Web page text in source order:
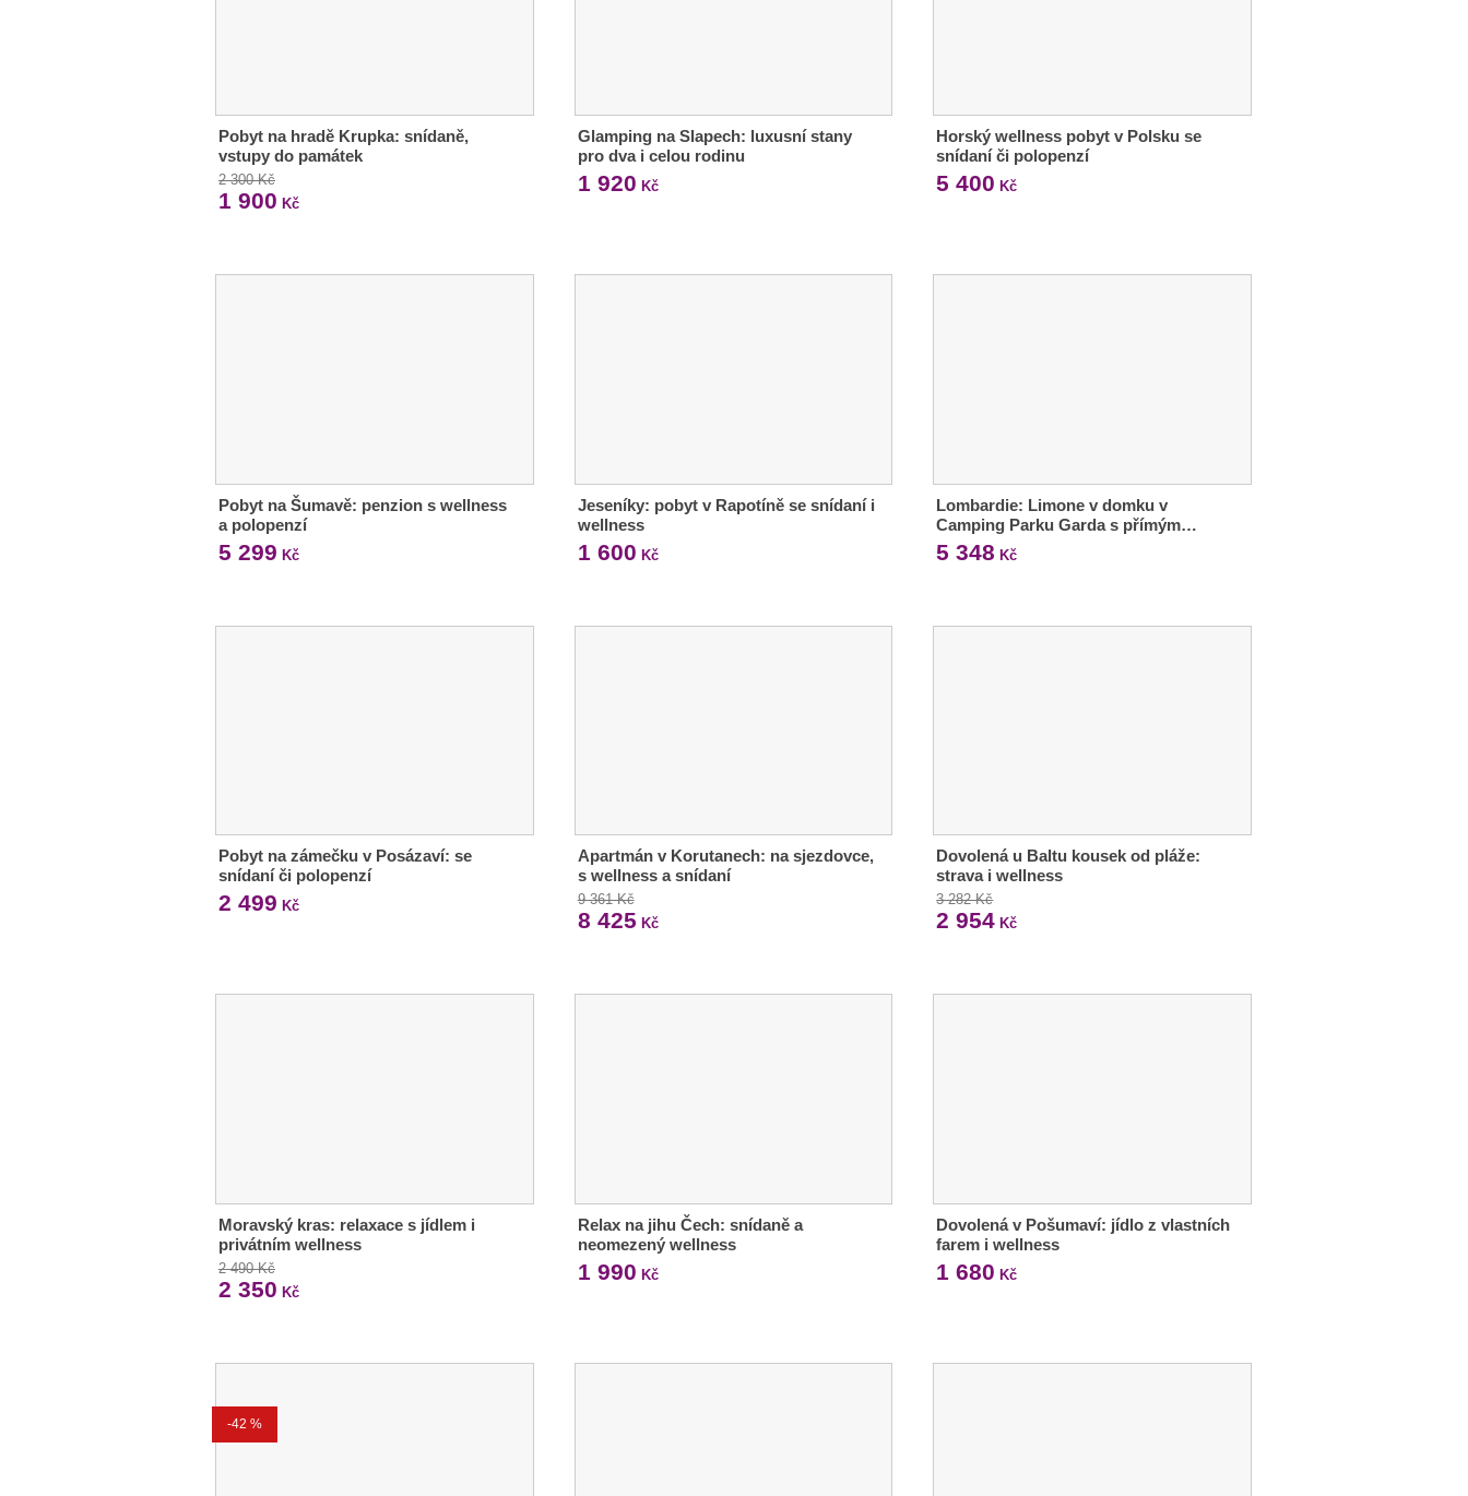
Pobyt na hradě Krupka: snídaně,
vstupy do památek
2 300 Kč
1 900 Kč
Glamping na Slapech: luxusní stany
pro dva i celou rodinu
1 920 Kč
Horský wellness pobyt v Polsku se
snídaní či polopenzí
5 400 Kč
Pobyt na Šumavě: penzion s wellness
a polopenzí
5 299 Kč
Jeseníky: pobyt v Rapotíně se snídaní i
wellness
1 600 Kč
Lombardie: Limone v domku v
Camping Parku Garda s přímým…
5 348 Kč
Pobyt na zámečku v Posázaví: se
snídaní či polopenzí
2 499 Kč
Apartmán v Korutanech: na sjezdovce,
s wellness a snídaní
9 361 Kč
8 425 Kč
Dovolená u Baltu kousek od pláže:
strava i wellness
3 282 Kč
2 954 Kč
Moravský kras: relaxace s jídlem i
privátním wellness
2 490 Kč
2 350 Kč
Relax na jihu Čech: snídaně a
neomezený wellness
1 990 Kč
Dovolená v Pošumaví: jídlo z vlastních
farem i wellness
1 680 Kč
-42 %